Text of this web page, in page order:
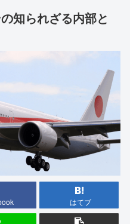
知られざる内部と
はてブ